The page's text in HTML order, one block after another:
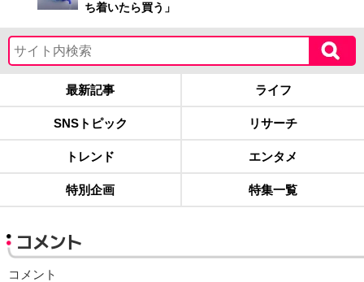
ち着いたら買う」
最新記事 ライフ
SNSトピック リサーチ
トレンド エンタメ
特別企画 特集一覧
コメント
コメント